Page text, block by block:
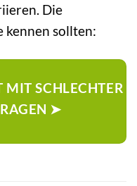
Die
kennen sollten:
MIT SCHLECHTER
➤